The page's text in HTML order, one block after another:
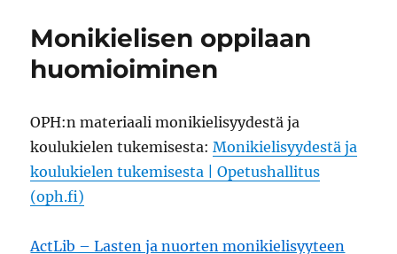
Monikielisen oppilaan
huomioiminen
OPH:n materiaali monikielisyydestä ja
koulukielen tukemisesta:Monikielisyydestä ja
koulukielen tukemisesta | Opetushallitus
(oph.fi)
ActLib – Lasten ja nuorten monikielisyyteen